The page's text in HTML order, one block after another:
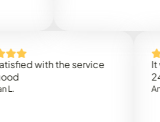
with the service
It was